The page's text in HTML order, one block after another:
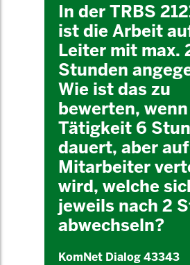
In der TRBS
ist die Arbeit
Leiter mit max.
Stunden
Wie ist das zu
bewerten,
Tätigkeit 6
dauert, aber
Mitarbeiter
wird, welche
jeweils nach 2
abwechseln?
KomNet Dialog 43343